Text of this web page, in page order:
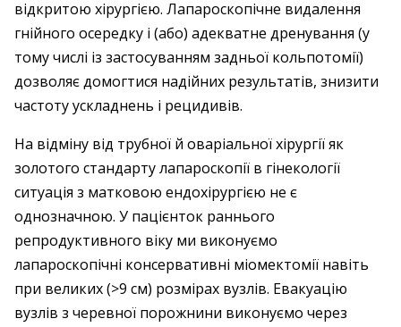
відкритою хірургією. Лапароскопічне видалення
гнійного осередку і (або) адекватне дренування (у
тому числі із застосуванням задньої кольпотомії)
дозволяє домогтися надійних результатів, знизити
частоту ускладнень і рецидивів.
На відміну від трубної й оваріальної хірургії як
золотого стандарту лапароскопії в гінекології
ситуація з матковою ендохірургією не є
однозначною. У пацієнток раннього
репродуктивного віку ми виконуємо
лапароскопічні консервативні міомектомії навіть
при великих (>9 см) розмірах вузлів. Евакуацію
вузлів з черевної порожнини виконуємо через